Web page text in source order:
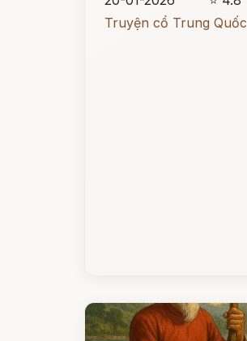
Truyện cổ Trung Quốc